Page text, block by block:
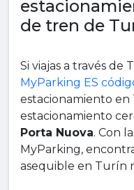
de tren de
Si viajas a través
MyParking ES
estacionamiento en
estacionamiento
Porta Nuova. Con
MyParking,
asequible en Turín